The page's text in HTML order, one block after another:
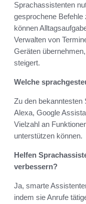
Sprachassistenten
gesprochene
können
Verwalten von
Geräten
steigert.
Welche
Zu den bekanntesten
Alexa, Google
Vielzahl an
unterstützen können.
Helfen
verbessern?
Ja, smarte
indem sie Anrufe